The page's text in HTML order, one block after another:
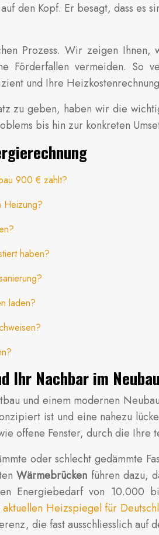
den Kopf. Er besagt, dass es
Prozess. Wir zeigen Ihnen,
Förderfallen vermeiden. So
und Ihre
zu geben, haben wir die
bis hin zur konkreten
900 € zahlt?
Heizung?
haben?
laden?
Ihr Nachbar im
und einem modernen
ist und eine nahezu
offene Fenster, durch die
oder schlecht gedämmte
Wärmebrücken führen dazu,
Energiebedarf von
aktuellen Heizspiegel für
die fast ausschliesslich auf